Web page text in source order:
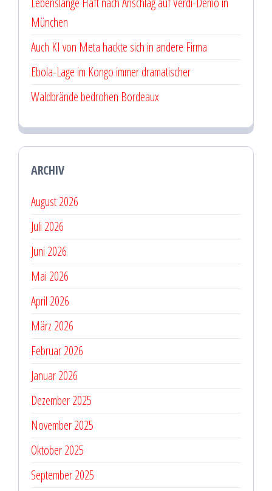
München
Auch KI von Meta hackte sich in andere Firma
Ebola-Lage im Kongo immer dramatischer
Waldbrände bedrohen Bordeaux
ARCHIV
August 2026
Juli 2026
Juni 2026
Mai 2026
April 2026
März 2026
Februar 2026
Januar 2026
Dezember 2025
November 2025
Oktober 2025
September 2025